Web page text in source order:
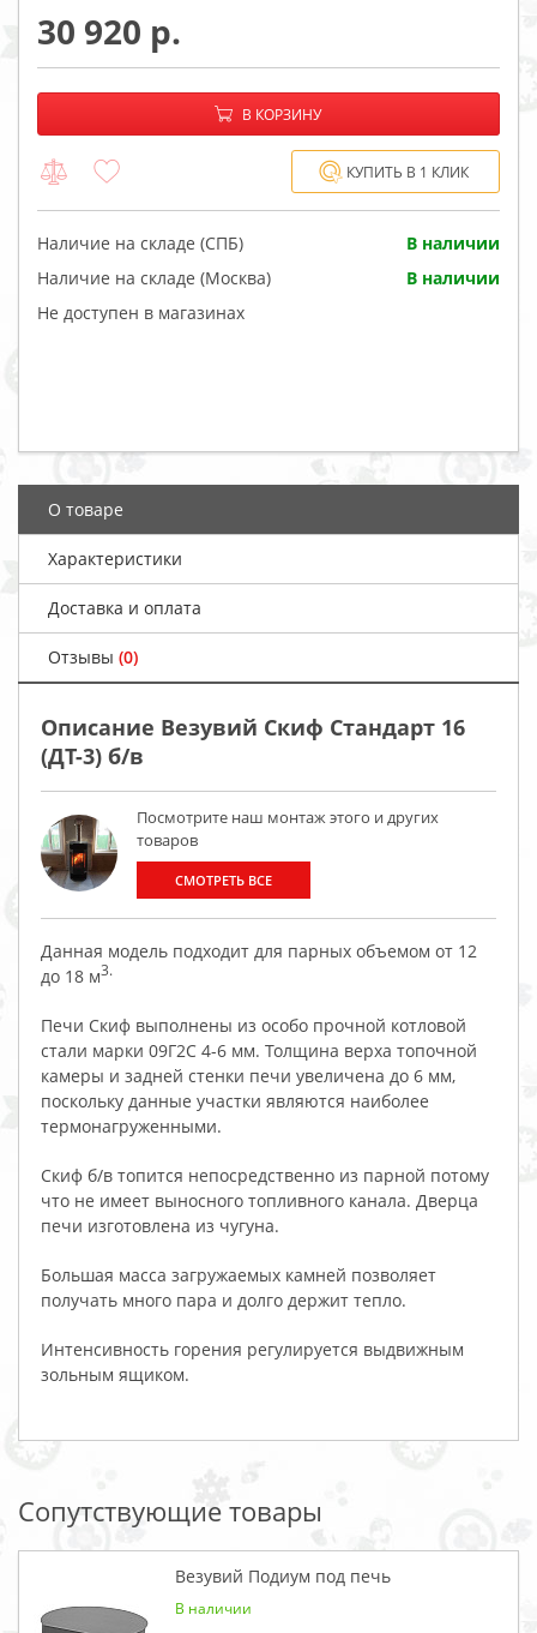
30 920
−
В КОРЗИНУ
КУПИТЬ В 1 КЛИК
Наличие на складе (СПБ)
В наличии
Наличие на складе (Москва)
В наличии
Не доступен в магазинах
О товаре
Характеристики
Доставка и оплата
Отзывы (0)
Описание Везувий Скиф Стандарт 16
(ДТ-3) б/в
Посмотрите наш монтаж этого и других
товаров
СМОТРЕТЬ ВСЕ
Данная модель подходит для парных объемом от 12
до 18 м3.
Печи Скиф выполнены из особо прочной котловой
стали марки 09Г2С 4-6 мм. Толщина верха топочной
камеры и задней стенки печи увеличена до 6 мм,
поскольку данные участки являются наиболее
термонагруженными.
Скиф б/в топится непосредственно из парной потому
что не имеет выносного топливного канала. Дверца
печи изготовлена из чугуна.
Большая масса загружаемых камней позволяет
получать много пара и долго держит тепло.
Интенсивность горения регулируется выдвижным
зольным ящиком.
Сопутствующие товары
Везувий Подиум под печь
В наличии